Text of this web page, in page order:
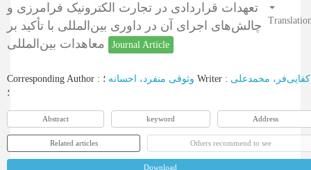
تعهدات قراردادی در تجارت الکترونیک فرامرزی و
چالش‌های اجرای آن در داوری بین‌المللی با تأکید بر
Journal Article
Corresponding Author : وثوقی منفرد، احسانه Writer : کفایی‌فر، محمدعلی
؛
Abstract keyword Address
Related articles Others recommend to see
Download